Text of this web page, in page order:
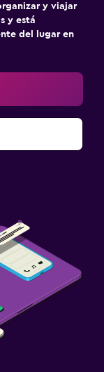
y viajar
y está
del lugar en